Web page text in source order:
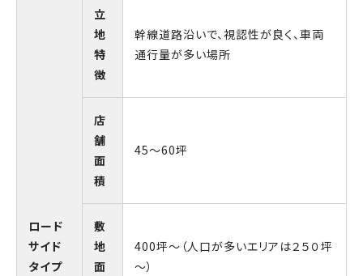
ロード
サイド
タイプ
立
地
特
徴
幹線道路沿いで、視認性が良く、車両
通行量が多い場所
店
舗
面
積
45〜60坪
敷
地
面
400坪～（人口が多いエリアは２５０坪
～）